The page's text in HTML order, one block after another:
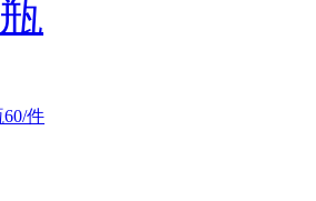
件